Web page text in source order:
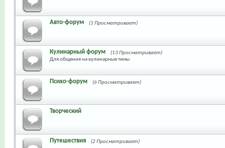
Авто-форум (1 Просматривает)
Кулинарный форум
(13 Просматривает)
Для общения на кулинарные темы
Психо-форум (6 Просматривает)
Творческий
Путешествия (2 Просматривает)